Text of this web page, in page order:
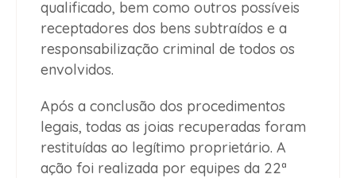
qualificado, bem como outros possíveis
receptadores dos bens subtraídos e a
responsabilização criminal de todos os
envolvidos.
Após a conclusão dos procedimentos
legais, todas as joias recuperadas foram
restituídas ao legítimo proprietário. A
ação foi realizada por equipes da 22ª